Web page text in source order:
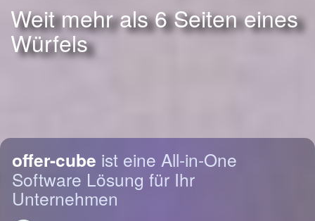
Weit mehr als 6 Seiten eines
Würfels
offer-cube ist eine All-in-One
Software Lösung für Ihr
Unternehmen